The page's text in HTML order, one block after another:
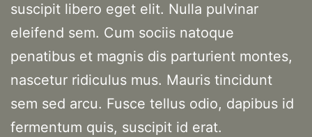
suscipit libero eget elit. Nulla pulvinar
eleifend sem. Cum sociis natoque
penatibus et magnis dis parturient montes,
nascetur ridiculus mus. Mauris tincidunt
sem sed arcu. Fusce tellus odio, dapibus id
fermentum quis, suscipit id erat.